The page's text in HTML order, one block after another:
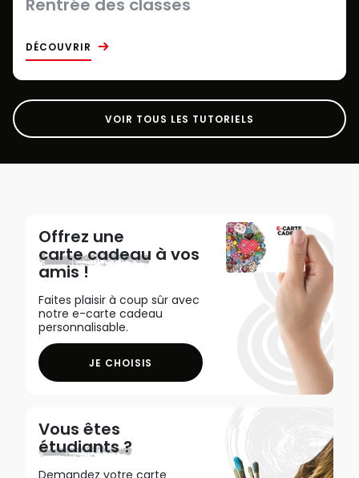
Rentrée des classes
DÉCOUVRIR
VOIR TOUS LES TUTORIELS
Offrez une
carte cadeau à vos
amis !
Faites plaisir à coup sûr avec
notre e-carte cadeau
personnalisable.
JE CHOISIS
Vous êtes
étudiants ?